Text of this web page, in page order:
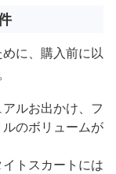
に、購入前に以
ルお出かけ、フ
のボリュームが
イトスカートには